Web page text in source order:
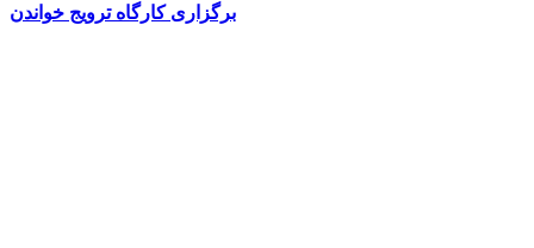
برگزاری کارگاه ترویج خواندن